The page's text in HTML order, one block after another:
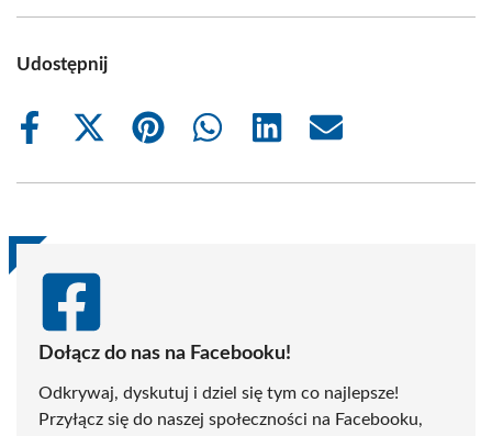
Udostępnij
Share
Share
(Twitter)
Share
Share
Share
Share
Dołącz do nas na Facebooku!
Odkrywaj, dyskutuj i dziel się tym co najlepsze!
Przyłącz się do naszej społeczności na Facebooku,